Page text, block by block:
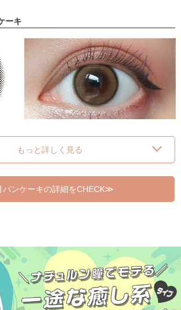
ーキ
もっと詳しく見る
パンケーキの詳細をCHECK≫